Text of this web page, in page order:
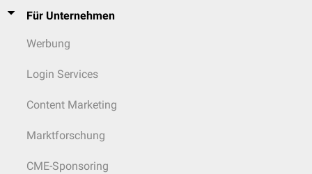
Für Unternehmen
Werbung
Login Services
Content Marketing
Marktforschung
CME-Sponsoring